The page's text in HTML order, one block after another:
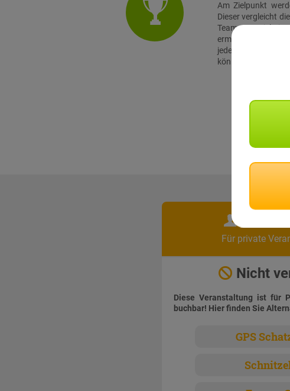
Am Zielpunkt
Dieser vergleicht
Teams am Ziel
ermittet hat, findet
jeder Teilnehmer
können optional
Für private
Nicht
Diese Veranstaltung ist für
buchbar! Hier finden Sie
GPS